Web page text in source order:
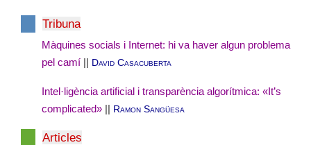
Tribuna
Màquines socials i Internet: hi va haver algun problema
pel camí
David Casacuberta
Intel·ligència artificial i transparència algorítmica: «It’s
complicated»
Ramon Sangüesa
Articles